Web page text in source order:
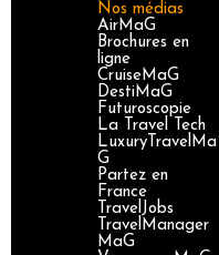
Nos médias
AirMaG
Brochures en
ligne
CruiseMaG
DestiMaG
Futuroscopie
La Travel Tech
LuxuryTravelMa
G
Partez en
France
TravelJobs
TravelManager
MaG